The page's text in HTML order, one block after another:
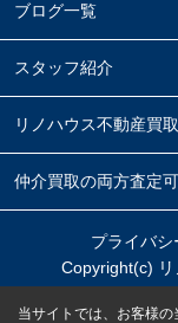
ブログ一覧
スタッフ紹介
リノハウス不動産買取
仲介買取の両方査定可
プライバシ
Copyright(c)
当サイトでは、お客様